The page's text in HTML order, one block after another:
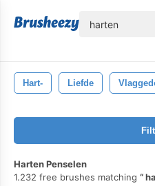
Hart- Liefde
Harten Penselen
1.232 free brushes matching